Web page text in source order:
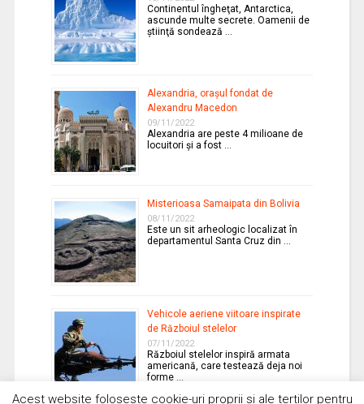
Continentul îngheţat, Antarctica,
ascunde multe secrete. Oamenii de
ştiinţă sondează …
Alexandria, oraşul fondat de
Alexandru Macedon
09/11/2022
Alexandria are peste 4 milioane de
locuitori şi a fost …
Misterioasa Samaipata din Bolivia
08/11/2022
Este un sit arheologic localizat în
departamentul Santa Cruz din …
Vehicole aeriene viitoare inspirate
de Războiul stelelor
07/11/2022
Războiul stelelor inspiră armata
americană, care testează deja noi
forme …
Acest website foloseste cookie-uri proprii si ale tertilor pentru